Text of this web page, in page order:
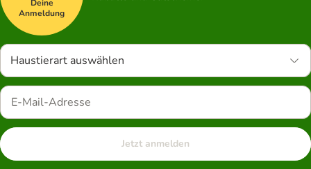
Deine
Anmeldung
Haustierart auswählen
Jetzt anmelden